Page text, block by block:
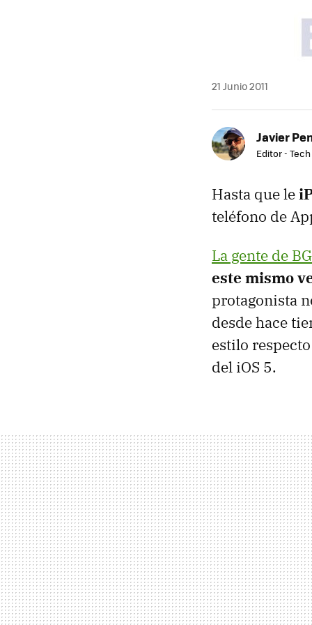
21 Junio 2011
Javier
Editor - Tech
Hasta que le
teléfono de
La gente de
este mismo
protagonista
desde hace
estilo
del iOS 5.